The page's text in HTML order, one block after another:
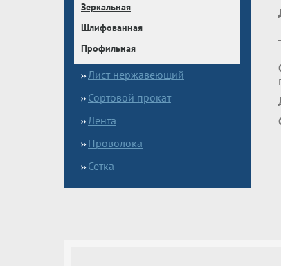
Зеркальная
Шлифованная
Профильная
Лист нержавеющий
Сортовой прокат
Лента
Проволока
Сетка